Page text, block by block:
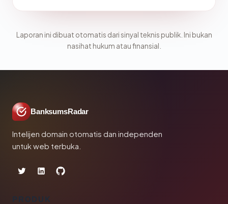
Laporan ini dibuat otomatis dari sinyal teknis publik. Ini bukan
nasihat hukum atau finansial.
BanksumsRadar
Intelijen domain otomatis dan independen
untuk web terbuka.
PRODUK